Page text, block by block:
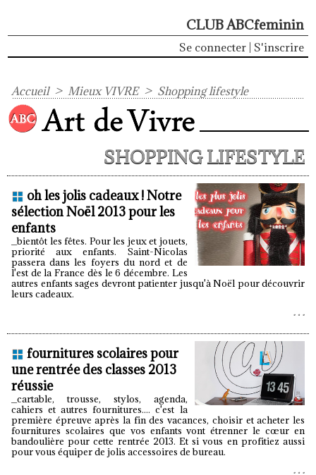
CLUB ABCfeminin
Se connecter S'inscrire
Accueil > Mieux VIVRE > Shopping lifestyle
SHOPPING LIFESTYLE
oh les jolis cadeaux ! Notre
sélection Noël 2013 pour les
enfants
_bientôt les fêtes. Pour les jeux et jouets,
priorité aux enfants. Saint-Nicolas
passera dans les foyers du nord et de
l'est de la France dès le 6 décembre. Les
autres enfants sages devront patienter jusqu'à Noël pour découvrir
leurs cadeaux.
fournitures scolaires pour
une rentrée des classes 2013
réussie
_cartable, trousse, stylos, agenda,
cahiers et autres fournitures.... c'est la
première épreuve après la fin des vacances, choisir et acheter les
fournitures scolaires que vos enfants vont étrenner le cœur en
bandoulière pour cette rentrée 2013. Et si vous en profitiez aussi
pour vous équiper de jolis accessoires de bureau.